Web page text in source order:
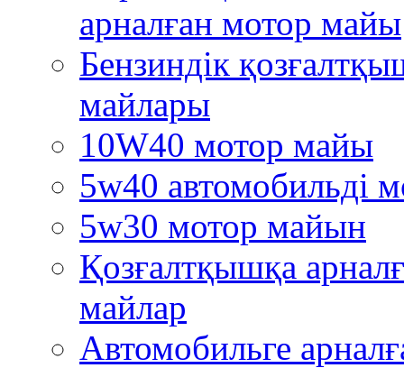
арналған мотор майы
Бензиндік
майлары
10W40 мотор майы
5w40 автомобильді
5w30 мотор майын
Қозғалтқышқа
майлар
Автомобильге